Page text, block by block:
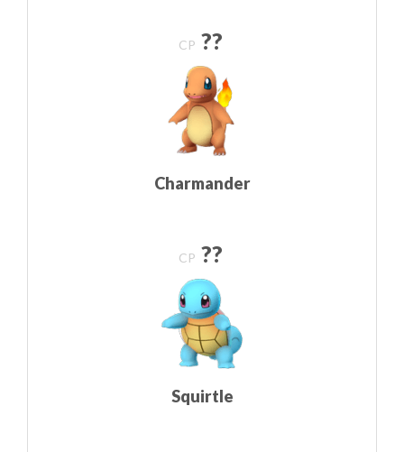
CP ??
Charmander
CP ??
Squirtle